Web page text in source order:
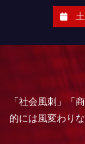
「社会風刺」「
的には風変わり